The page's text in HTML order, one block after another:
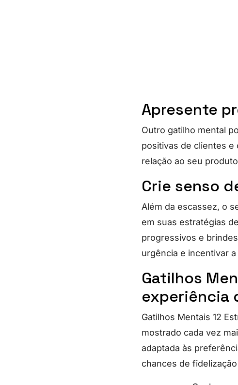
Apresente
Outro gatilho mental
positivas de clientes e
relação ao seu
Crie senso
Além da escassez, o
em suas estratégias
progressivos e
urgência e incentivar
Gatilhos
experiência
Gatilhos Mentais 12
mostrado cada vez
adaptada às
chances de